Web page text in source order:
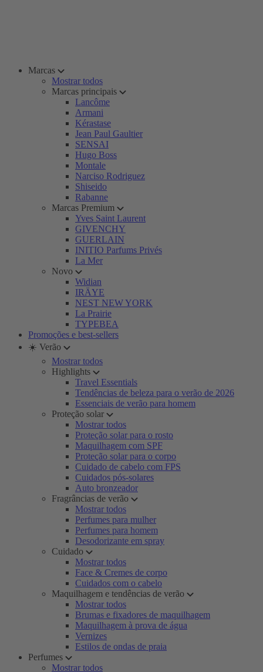
Marcas
Mostrar todos
Marcas principais
Lancôme
Armani
Kérastase
Jean Paul Gaultier
SENSAI
Hugo Boss
Montale
Narciso Rodriguez
Shiseido
Rabanne
Marcas Premium
Yves Saint Laurent
GIVENCHY
GUERLAIN
INITIO Parfums Privés
La Mer
Novo
Widian
IRÄYE
NEST NEW YORK
La Prairie
TYPEBEA
Promoções e best-sellers
☀️ Verão
Mostrar todos
Highlights
Travel Essentials
Tendências de beleza para o verão de 2026
Essenciais de verão para homem
Proteção solar
Mostrar todos
Proteção solar para o rosto
Maquilhagem com SPF
Proteção solar para o corpo
Cuidado de cabelo com FPS
Cuidados pós-solares
Auto bronzeador
Fragrâncias de verão
Mostrar todos
Perfumes para mulher
Perfumes para homem
Desodorizante em spray
Cuidado
Mostrar todos
Face & Cremes de corpo
Cuidados com o cabelo
Maquilhagem e tendências de verão
Mostrar todos
Brumas e fixadores de maquilhagem
Maquilhagem à prova de água
Vernizes
Estilos de ondas de praia
Perfumes
Mostrar todos